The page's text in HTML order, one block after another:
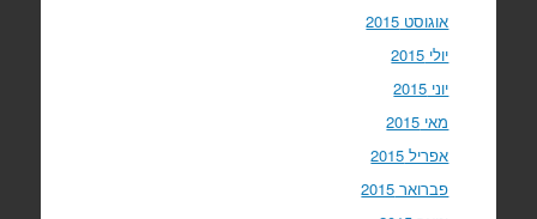
אוגוסט 2015
יולי 2015
יוני 2015
מאי 2015
אפריל 2015
פברואר 2015